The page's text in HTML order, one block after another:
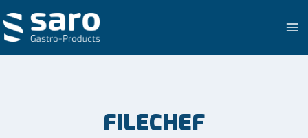
Inhalt
springen
FILECHEF